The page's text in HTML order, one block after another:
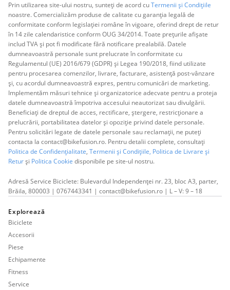
Prin utilizarea site-ului nostru, sunteți de acord cuTermenii și Condițiile
noastre. Comercializăm produse de calitate cu garanția legală de
conformitate conform legislației române în vigoare, oferind drept de retur
în 14 zile calendaristice conform OUG 34/2014. Toate prețurile afișate
includ TVA și pot fi modificate fără notificare prealabilă. Datele
dumneavoastră personale sunt prelucrate în conformitate cu
Regulamentul (UE) 2016/679 (GDPR) și Legea 190/2018, fiind utilizate
pentru procesarea comenzilor, livrare, facturare, asistență post-vânzare
și, cu acordul dumneavoastră expres, pentru comunicări de marketing.
Implementăm măsuri tehnice și organizatorice adecvate pentru a proteja
datele dumneavoastră împotriva accesului neautorizat sau divulgării.
Beneficiați de dreptul de acces, rectificare, ștergere, restricționare a
prelucrării, portabilitatea datelor și opoziție privind datele personale.
Pentru solicitări legate de datele personale sau reclamații, ne puteți
contacta la contact@bikefusion.ro. Pentru detalii complete, consultați
Politica de Confidențialitate, Termenii și Condițiile, Politica de Livrare și
Returși Politica Cookie disponibile pe site-ul nostru.
Adresă Service Biciclete: Bulevardul Independenței nr. 23, bloc A3, parter,
Brăila, 800003 | 0767443341 | contact@bikefusion.ro | L – V: 9 – 18
Explorează
Biciclete
Accesorii
Piese
Echipamente
Fitness
Service